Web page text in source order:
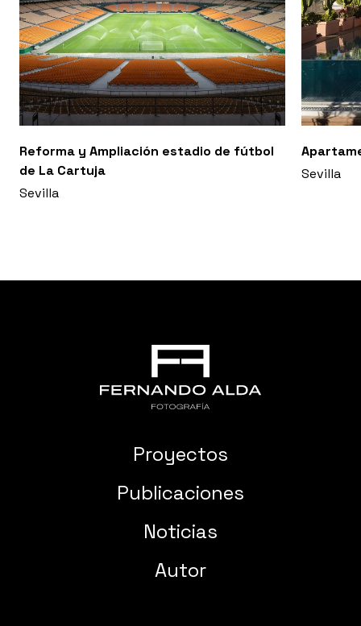
Reforma y Ampliación estadio de fútbol
de La Cartuja
Sevilla
Sevilla
Proyectos
Publicaciones
Noticias
Autor